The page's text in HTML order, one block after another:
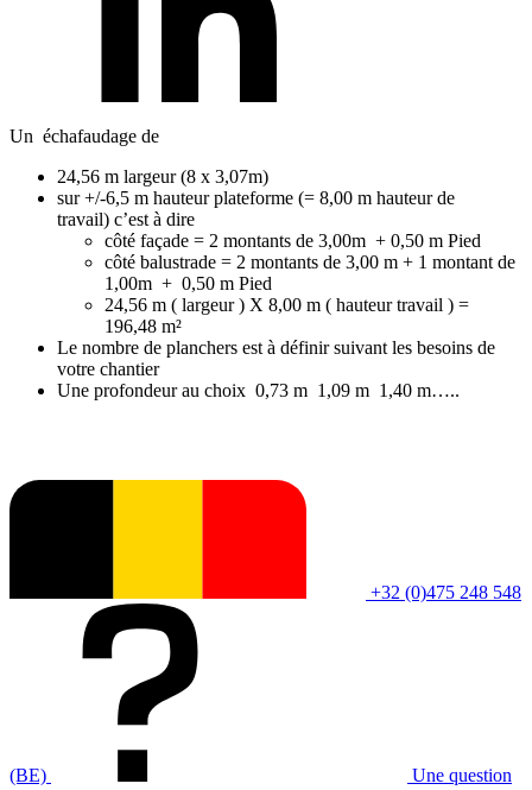
Un échafaudage de
24,56 m largeur (8 x 3,07m)
sur +/-6,5 m hauteur plateforme (= 8,00 m hauteur de
travail) c’est à dire
côté façade = 2 montants de 3,00m + 0,50 m Pied
côté balustrade = 2 montants de 3,00 m + 1 montant de
1,00m + 0,50 m Pied
24,56 m ( largeur ) X 8,00 m ( hauteur travail ) =
196,48 m²
Le nombre de planchers est à définir suivant les besoins de
votre chantier
Une profondeur au choix 0,73 m 1,09 m 1,40 m…..
+32 (0)475 248 548
(BE) Une question